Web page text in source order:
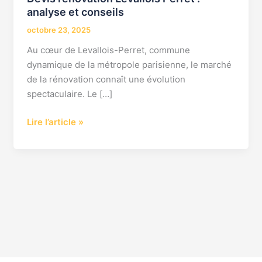
analyse et conseils
octobre 23, 2025
Au cœur de Levallois-Perret, commune
dynamique de la métropole parisienne, le marché
de la rénovation connaît une évolution
spectaculaire. Le […]
Lire l’article »